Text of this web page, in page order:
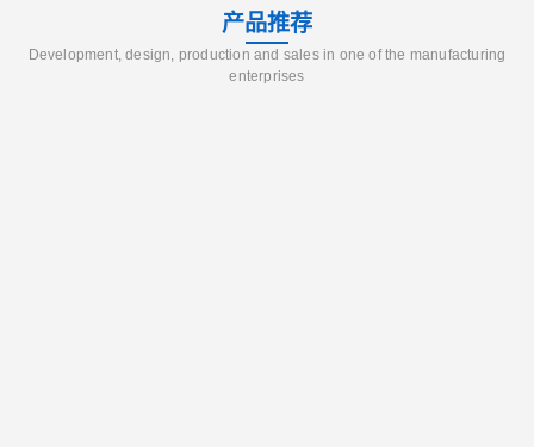
产品推荐
Development, design, production and sales in one of the manufacturing
enterprises